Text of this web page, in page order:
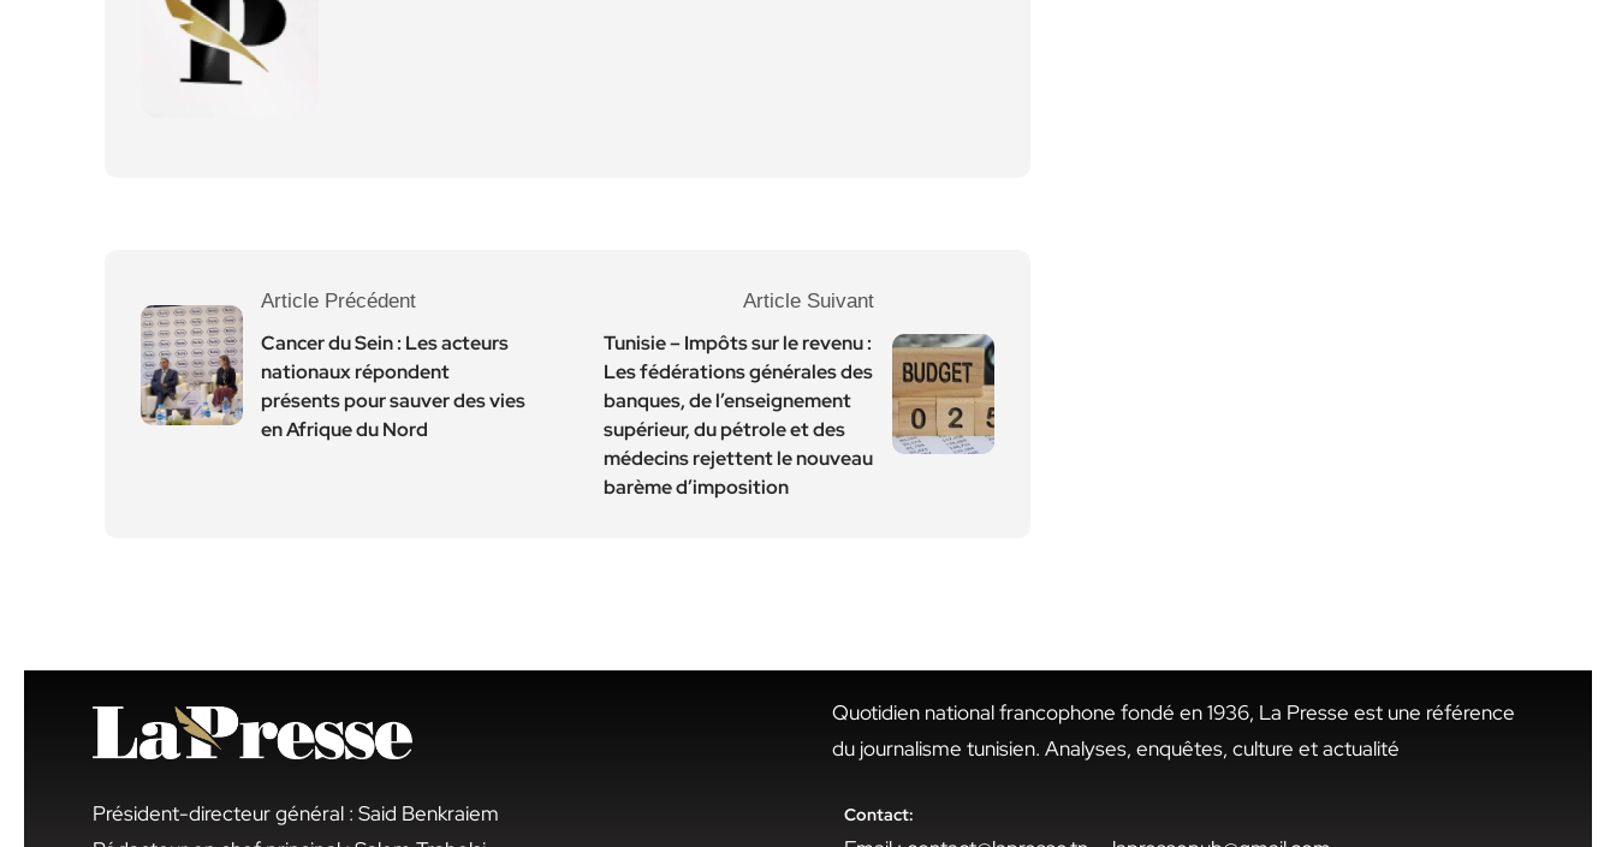
Article Précédent
Cancer du Sein : Les acteurs
nationaux répondent
présents pour sauver des vies
en Afrique du Nord
Article Suivant
Tunisie – Impôts sur le revenu :
Les fédérations générales des
banques, de l’enseignement
supérieur, du pétrole et des
médecins rejettent le nouveau
barème d’imposition
Président-directeur général : Said Benkraiem
Quotidien national francophone fondé en 1936, La Presse est une référence
du journalisme tunisien. Analyses, enquêtes, culture et actualité
Contact: